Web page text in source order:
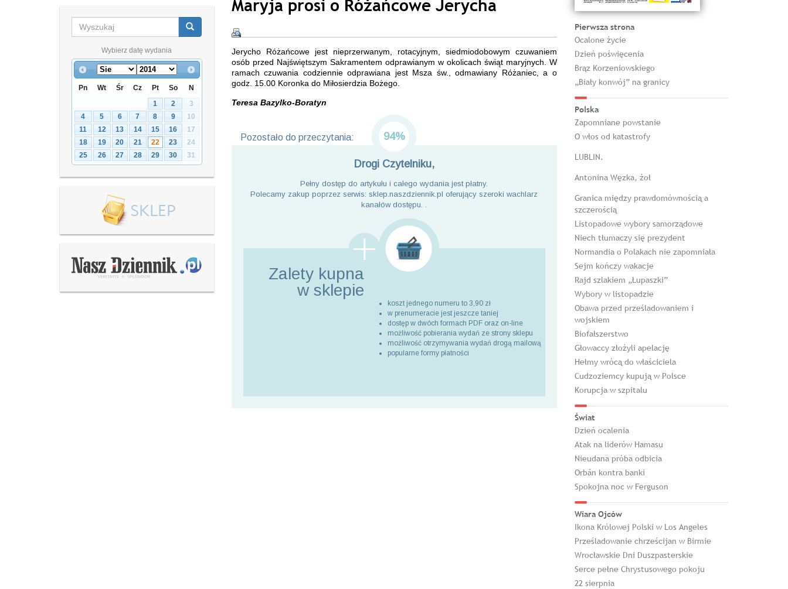
Wybierz datę wydania
Pn Wt Śr Cz Pt So
N
1
2
3
4
5 6 7 8 9
10
11
12 13 14 15 16
17
18
19 20 21 22 23
24
25
26 27 28 29 30 31
Maryja prosi o Różańcowe Jerycha
Jerycho Różańcowe jest nieprzerwanym, rotacyjnym, siedmiodobowym czuwaniem
osób przed Najświętszym Sakramentem odprawianym w okolicach świąt maryjnych. W
ramach czuwania codziennie odprawiana jest Msza św., odmawiany Różaniec, a o
godz. 15.00 Koronka do Miłosierdzia Bożego.
Teresa Bazylko-Boratyn
Pozostało do przeczytania: 94%
Drogi Czytelniku,
Pełny dostęp do artykułu i całego wydania jest płatny.
Polecamy zakup poprzez serwis: sklep.naszdziennik.pl oferujący szeroki wachlarz
kanałów dostępu. .
Zalety kupna
w sklepie
koszt jednego numeru to 3,90 zł
w prenumeracie jest jeszcze taniej
dostęp w dwóch formach PDF oraz on-line
możliwość pobierania wydań ze strony sklepu
możliwość otrzymywania wydań drogą mailową
popularne formy płatności
Pierwsza strona
Ocalone życie
Dzień poświęcenia
Brąz Korzeniowskiego
„Biały konwój” na granicy
Polska
Zapomniane powstanie
O włos od katastrofy
LUBLIN.
Antonina Węzka, żoł
Granica między prawdomównością a
szczerością
Listopadowe wybory samorządowe
Niech tłumaczy się prezydent
Normandia o Polakach nie zapomniała
Sejm kończy wakacje
Rajd szlakiem „Łupaszki”
Wybory w listopadzie
Obawa przed prześladowaniem i
wojskiem
Biofałszerstwo
Głowaccy złożyli apelację
Hełmy wrócą do właściciela
Cudzoziemcy kupują w Polsce
Korupcja w szpitalu
Świat
Dzień ocalenia
Atak na liderów Hamasu
Nieudana próba odbicia
Orbán kontra banki
Spokojna noc w Ferguson
Wiara Ojców
Ikona Królowej Polski w Los Angeles
Prześladowanie chrześcijan w Birmie
Wrocławskie Dni Duszpasterskie
Serce pełne Chrystusowego pokoju
22 sierpnia